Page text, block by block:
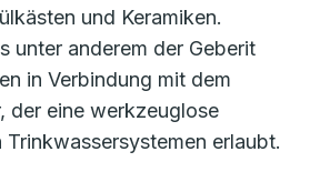
und Keramiken.
unter anderem der Geberit
in Verbindung mit dem
der eine werkzeuglose
erlaubt.